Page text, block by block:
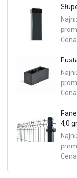
Cena:
Cena:
4,0
Cena: